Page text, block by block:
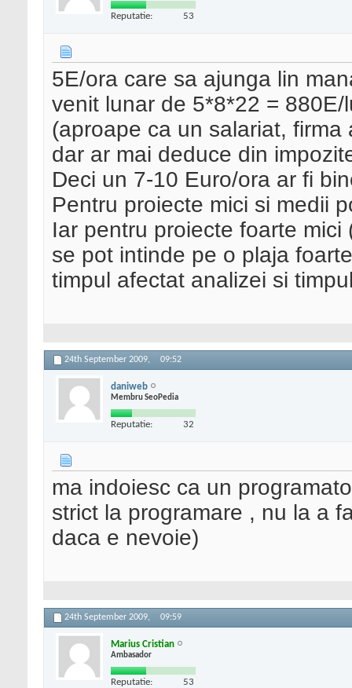
Reputatie: 53
5E/ora care sa ajunga lin
venit lunar de 5*8*22 =
(aproape ca un salariat,
dar ar mai deduce din
Deci un 7-10 Euro/ora ar fi
Pentru proiecte mici si medii
Iar pentru proiecte foarte
se pot intinde pe o plaja
timpul afectat analizei si
24th September 2009, 09:52
daniweb
Membru SeoPedia
Reputatie: 32
ma indoiesc ca un
strict la programare , nu la a
daca e nevoie)
24th September 2009, 09:59
Marius Cristian
Ambasador
Reputatie: 53